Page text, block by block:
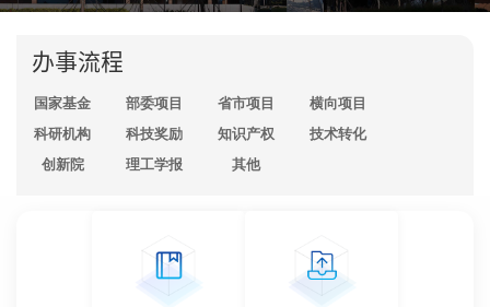
办事流程
国家基金 部委项目 省市项目
横向项目
科研机构
科技奖励 知识产权
技术转化
创新院
理工学报 其他